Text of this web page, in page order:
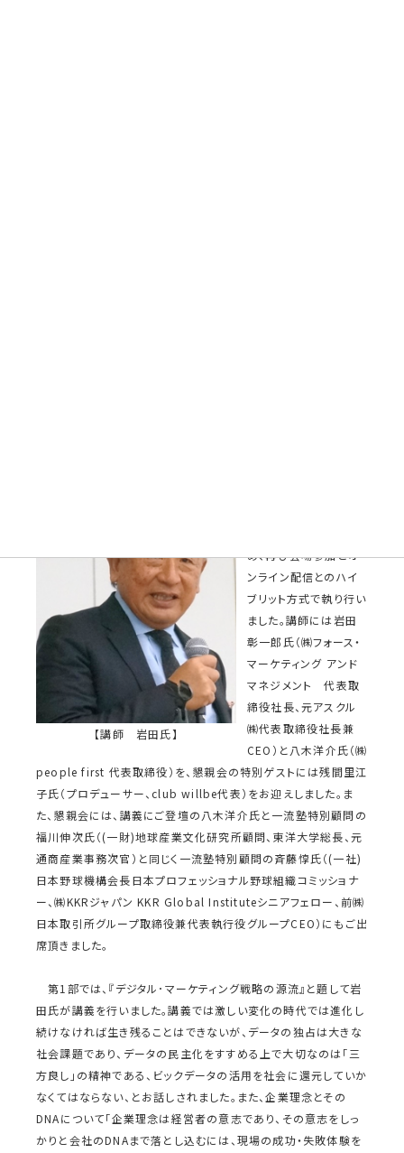
【講師 岩田氏】
め、再び会場参加とオ
ンライン配信とのハイ
ブリット方式で執り行い
ました。講師には岩田
彰一郎氏（㈱フォース・
マーケティング アンド
マネジメント 代表取
締役社長、元アスクル
㈱代表取締役社長兼
CEO）と八木洋介氏（㈱
people first 代表取締役）を、懇親会の特別ゲストには残間里江
子氏（プロデューサー、club willbe代表）をお迎えしました。ま
た、懇親会には、講義にご登壇の八木洋介氏と一流塾特別顧問の
福川伸次氏（(一財)地球産業文化研究所顧問、東洋大学総長、元
通商産業事務次官）と同じく一流塾特別顧問の斉藤惇氏（(一社)
日本野球機構会長日本プロフェッショナル野球組織コミッショナ
ー、㈱KKRジャパン KKR Global Instituteシニアフェロー、前㈱
日本取引所グループ取締役兼代表執行役グループCEO）にもご出
席頂きました。
第1部では、『デジタル･マーケティング戦略の源流』と題して岩
田氏が講義を行いました。講義では激しい変化の時代では進化し
続けなければ生き残ることはできないが、データの独占は大きな
社会課題であり、データの民主化をすすめる上で大切なのは「三
方良し」の精神である、ビックデータの活用を社会に還元していか
なくてはならない、とお話しされました。また、企業理念とその
DNAについて「企業理念は経営者の意志であり、その意志をしっ
かりと会社のDNAまで落とし込むには、現場の成功・失敗体験を